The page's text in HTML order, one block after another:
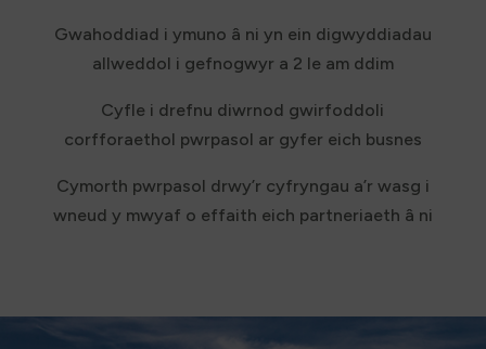
Gwahoddiad i ymuno â ni yn ein digwyddiadau
allweddol i gefnogwyr a 2 le am ddim
Cyfle i drefnu diwrnod gwirfoddoli
corfforaethol pwrpasol ar gyfer eich busnes
Cymorth pwrpasol drwy’r cyfryngau a’r wasg i
wneud y mwyaf o effaith eich partneriaeth â ni